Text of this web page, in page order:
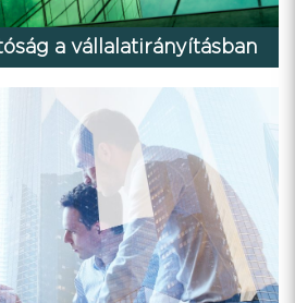
a vállalatirányításban